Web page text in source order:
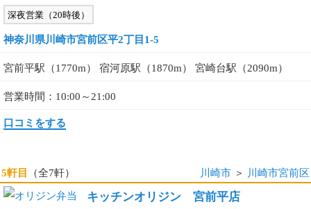
深夜営業（20時後）
神奈川県川崎市宮前区平2丁目1-5
宮前平駅（1770m） 宿河原駅（1870m） 宮崎台駅（2090m）
営業時間：10:00～21:00
口コミをする
5軒目 （全7軒） 川崎市 ＞ 川崎市宮前区
キッチンオリジン 宮前平店